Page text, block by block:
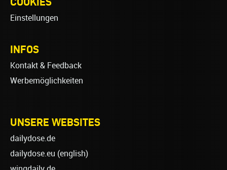
Einstellungen
INFOS
Kontakt & Feedback
Werbemöglichkeiten
UNSERE WEBSITES
dailydose.de
dailydose.eu (english)